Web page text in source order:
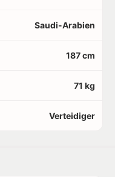
Saudi-Arabien
187 cm
71 kg
Verteidiger